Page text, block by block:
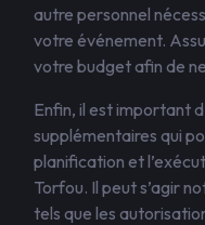
autre personnel
votre événement.
votre budget afin de
Enfin, il est important
supplémentaires qui
planification et
Torfou. Il peut s’agir
tels que les